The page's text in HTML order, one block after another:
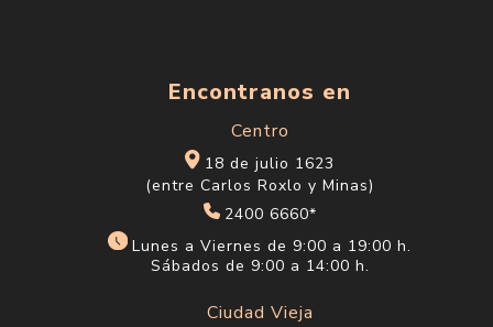
Encontranos en
Centro
18 de julio 1623
(entre Carlos Roxlo y Minas)
2400 6660*
Lunes a Viernes de 9:00 a 19:00 h.
Sábados de 9:00 a 14:00 h.
Ciudad Vieja